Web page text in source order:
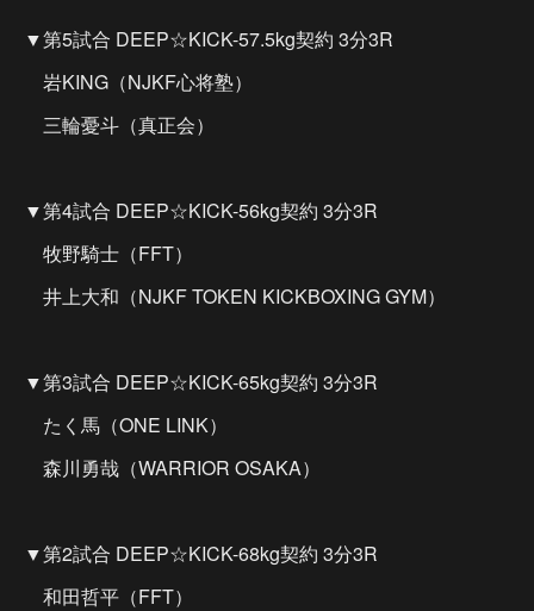
▼第5試合 DEEP☆KICK-57.5kg契約 3分3R
岩KING（NJKF心将塾）
三輪憂斗（真正会）
▼第4試合 DEEP☆KICK-56kg契約 3分3R
牧野騎士（FFT）
井上大和（NJKF TOKEN KICKBOXING GYM）
▼第3試合 DEEP☆KICK-65kg契約 3分3R
たく馬（ONE LINK）
森川勇哉（WARRIOR OSAKA）
▼第2試合 DEEP☆KICK-68kg契約 3分3R
和田哲平（FFT）